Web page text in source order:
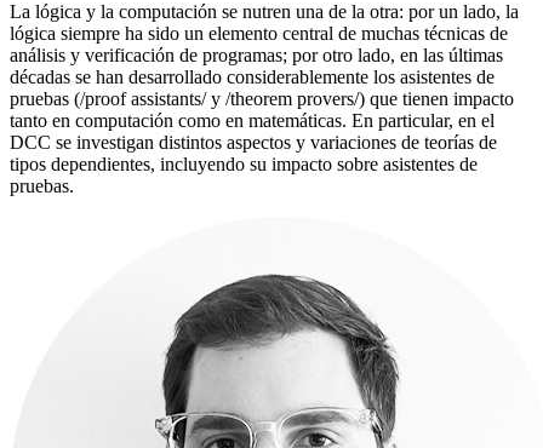
La lógica y la computación se nutren una de la otra: por un lado, la
lógica siempre ha sido un elemento central de muchas técnicas de
análisis y verificación de programas; por otro lado, en las últimas
décadas se han desarrollado considerablemente los asistentes de
pruebas (/proof assistants/ y /theorem provers/) que tienen impacto
tanto en computación como en matemáticas. En particular, en el
DCC se investigan distintos aspectos y variaciones de teorías de
tipos dependientes, incluyendo su impacto sobre asistentes de
pruebas.